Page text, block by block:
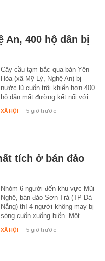
An, 400 hộ dân bị
Cây cầu tạm bắc qua bản Yên
Hòa (xã Mỹ Lý, Nghệ An) bị
nước lũ cuốn trôi khiến hơn 400
hộ dân mất đường kết nối với…
XÃ HỘI - 5 giờ trước
tích ở bán đảo
Nhóm 6 người đến khu vực Mũi
Nghê, bán đảo Sơn Trà (TP Đà
Nẵng) thì 4 người không may bị
sóng cuốn xuống biển. Một…
XÃ HỘI - 5 giờ trước